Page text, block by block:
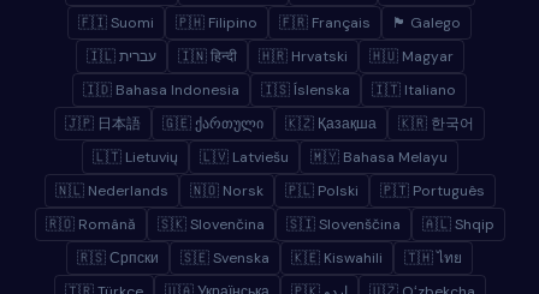
🇫🇮 Suomi
🇵🇭 Filipino 🇫🇷 Français
🏴 Galego
🇮🇱 עברית
🇮🇳 हिन्दी 🇭🇷 Hrvatski
🇭🇺 Magyar
🇮🇩 Bahasa Indonesia
🇮🇸 Íslenska
🇮🇹 Italiano
🇯🇵 日本語
🇬🇪 ქართული 🇰🇿 Қазақша
🇰🇷 한국어
🇱🇹 Lietuvių
🇱🇻 Latviešu
🇲🇾 Bahasa Melayu
🇳🇱 Nederlands
🇳🇴 Norsk 🇵🇱 Polski
🇵🇹 Português
🇷🇴 Română
🇸🇰 Slovenčina 🇸🇮 Slovenščina
🇦🇱 Shqip
🇷🇸 Српски
🇸🇪 Svenska 🇰🇪 Kiswahili
🇹🇭 ไทย